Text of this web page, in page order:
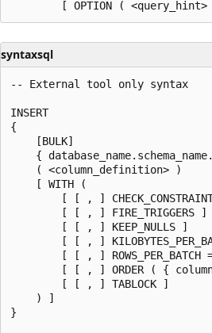
syntaxsql
-- External tool only syntax
INSERT
{
    [BULK]
{
    ( <column_definition> )
    [ WITH (
[ [ , ]
[ [ , ] FIRE_TRIGGERS
        [ [ , ] KEEP_NULLS ]
[ [ , ]
[ [ , ] ROWS_PER_BATCH
[ [ , ] ORDER ( {
        [ [ , ] TABLOCK ]
    ) ]
}